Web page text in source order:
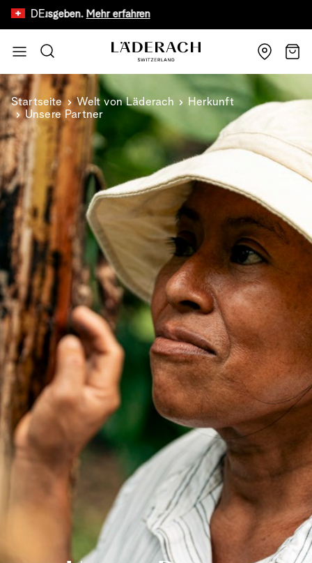
DE
Mehr erfahrenNur für kurze Zeit: kostenloses
Suche
Startseite Welt von Läderach
Herkunft
Unsere Partner